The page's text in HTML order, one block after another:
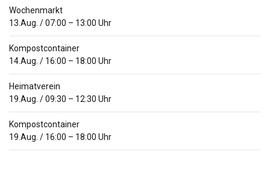
Wochenmarkt
13.Aug. /07:00 – 13:00 Uhr
Kompostcontainer
14.Aug. / 16:00 – 18:00 Uhr
Heimatverein
19.Aug. /09:30 – 12:30 Uhr
Kompostcontainer
19.Aug. / 16:00 – 18:00 Uhr